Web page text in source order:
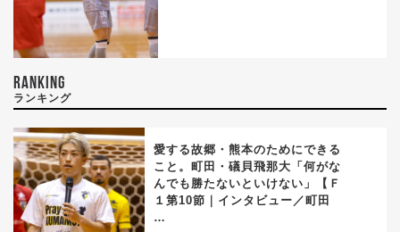
RANKING
ランキング
愛する故郷・熊本のためにできる
こと。町田・礒貝飛那大「何がな
んでも勝たないといけない」【Ｆ
１第10節｜インタビュー／町田
…